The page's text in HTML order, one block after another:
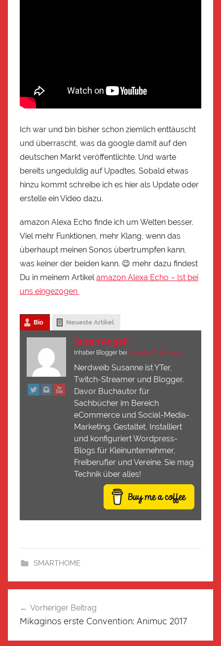
Ich war und bin bisher schon ziemlich enttäuscht
und überrascht, was da google damit auf den
deutschen Markt veröffentlichte. Und warte
bereits ungeduldig auf Upadtes. Sobald etwas
hinzu kommt schreibe ich es hier als Update oder
erstelle ein Video dazu.
amazon Alexa Echo finde ich um Welten besser.
Viel mehr Funktionen, mehr Klang, wenn das
überhaupt meinen Sonos übertrumpfen kann,
was keiner der beiden kann. 😉 mehr dazu findest
Du in meinem Artikelamazon Alexa Echo – Ist bei
uns eingezogen
Bio Neueste Artikel
Susan Angeli
Inhaber Blogger bei wallaby IT-Systems
Nerdweib Susanne ist YTer,
Twitch-Streamer und Blogger.
Davor Buchautor für
Sachbücher im Bereich
eCommerce und Social-Media-
Marketing. Gestaltet, Installiert
und konfiguriert Wordpress-
Blogs für Kleinunternehmer,
Freiberufler und Vereine. Sie mag
Technik über alles!
SMARTHOME
Vorheriger Beitrag
Mikaginos erste Convention: Animuc 2017